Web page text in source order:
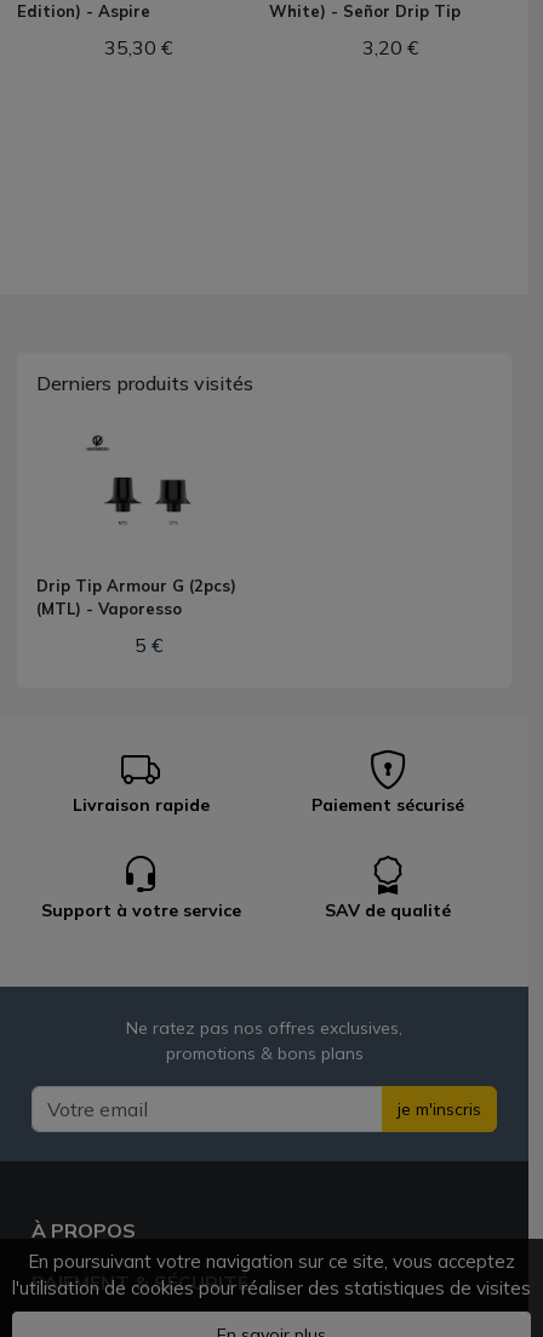
Edition) - Aspire
35,30 €
White) - Señor Drip Tip
3,20 €
Derniers produits visités
Drip Tip Armour G (2pcs)
(MTL) - Vaporesso
5 €
Livraison rapide Paiement sécurisé
Support à votre service SAV de qualité
Ne ratez pas nos offres exclusives,
promotions & bons plans
je m'inscris
À PROPOS
PAIEMENT & SÉCURITÉ
En poursuivant votre navigation sur ce site, vous acceptez
l'utilisation de cookies pour réaliser des statistiques de visites